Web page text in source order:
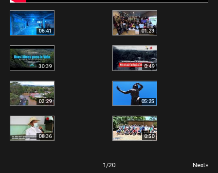
06:41 01:23
30:39 0:49
02:29 05:25
08:36 0:50
1/20 Next»